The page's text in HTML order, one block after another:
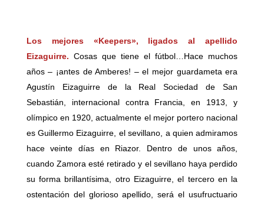
Los mejores «Keepers», ligados al apellido
Eizaguirre. Cosas que tiene el fútbol…Hace muchos
años – ¡antes de Amberes! – el mejor guardameta era
Agustín Eizaguirre de la Real Sociedad de San
Sebastián, internacional contra Francia, en 1913, y
olímpico en 1920, actualmente el mejor portero nacional
es Guillermo Eizaguirre, el sevillano, a quien admiramos
hace veinte días en Riazor. Dentro de unos años,
cuando Zamora esté retirado y el sevillano haya perdido
su forma brillantísima, otro Eizaguirre, el tercero en la
ostentación del glorioso apellido, será el usufructuario